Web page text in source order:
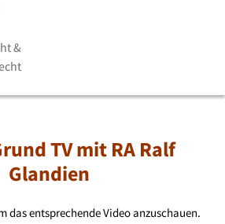
&
TV mit RA Ralf
Glandien
das entsprechende Video anzuschauen.